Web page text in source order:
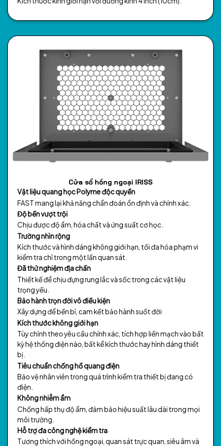
Cửa sổ hồng ngoại IRISS
Vật liệu quang học Polyme độc quyền
FAST mang lại khả năng chẩn đoán ổn định và chính xác.
Độ bền vượt trội
Chịu được độ ẩm, hóa chất và ứng suất cơ học.
Trường nhìn rộng
Kích thước và hình dáng không giới hạn, tối đa hóa phạm vi
kiểm tra chỉ trong một lần quan sát.
Đã thử nghiệm địa chấn
Thiết kế để chịu đựng rung lắc và sốc trong các vật liệu
trọng yếu.
Bảo hành trọn đời vô điều kiện
Xây dựng để bền bỉ, cam kết bảo hành suốt đời
Kích thước không giới hạn
Tùy chỉnh theo yêu cầu chính xác, tích hợp liền mạch vào bất
kỳ hệ thống điện nào, bất kể kích thước hay hình dáng thiết
bị.
Tiêu chuẩn chống hồ quang điện
Bảo vệ nhân viên trong quá trình kiểm tra thiết bị đang có
điện.
Không nhiễm ẩm
Chống hấp thụ độ ẩm, đảm bảo hiệu suất lâu dài trong mọi
môi trường.
Hỗ trợ đa công nghệ kiểm tra
Tương thích với hồng ngoại, quan sát trực quan, siêu âm và